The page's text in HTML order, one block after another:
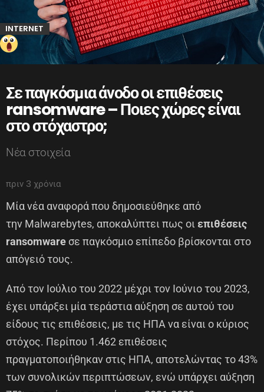
INTERNET
Σε παγκόσμια άνοδο οι επιθέσεις
ransomware – Ποιες χώρες είναι
στο στόχαστρο;
Νέα στοιχεία
πριν 3 χρόνια
Μία νέα αναφορά που δημοσιεύθηκε από
την Malwarebytes, αποκαλύπτει πως οι επιθέσεις
ransomware σε παγκόσμιο επίπεδο βρίσκονται στο
απόγειό τους.
Από τον Ιούλιο του 2022 μέχρι τον Ιούνιο του 2023,
έχει υπάρξει μία τεράστια αύξηση σε αυτού του
είδους τις επιθέσεις, με τις ΗΠΑ να είναι ο κύριος
στόχος. Περίπου 1.462 επιθέσεις
πραγματοποιήθηκαν στις ΗΠΑ, αποτελώντας το 43%
των συνολικών περιπτώσεων, ενώ υπάρχει αύξηση